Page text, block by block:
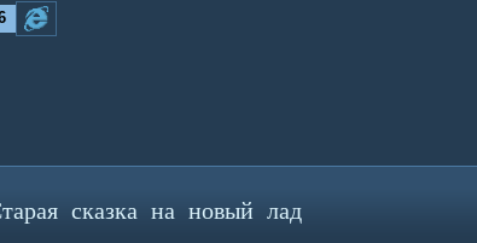
сказка на новый лад